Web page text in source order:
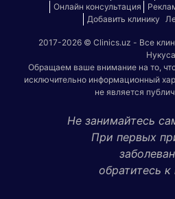
Онлайн консультация
Добавить клинику
2017-2026 © Clinics.uz - Все
Нукуса
Обращаем ваше внимание на то,
исключительно информационный
не является
Не занимайтесь
При первых
обратитесь к